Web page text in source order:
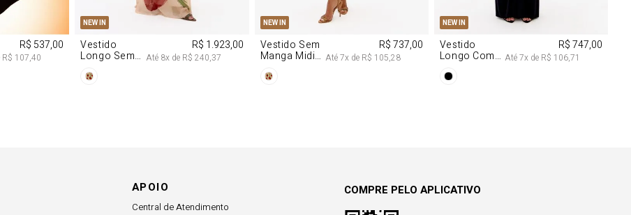
R$ 537,00
R$ 107,40
NEW IN
G
Vestido
Longo Sem
Chiffon
R$ 1.923,00
Até 8x de R$ 240,37
NEW IN
PP M
Vestido Sem
Manga Midi
Morango
R$ 737,00
Até7x de R$ 105,28
NEW IN
PP M
Vestido
Longo Com
Na Frente
R$ 747,00
Até7x de R$ 106,71
APOIO
Central de Atendimento
COMPRE PELO APLICATIVO